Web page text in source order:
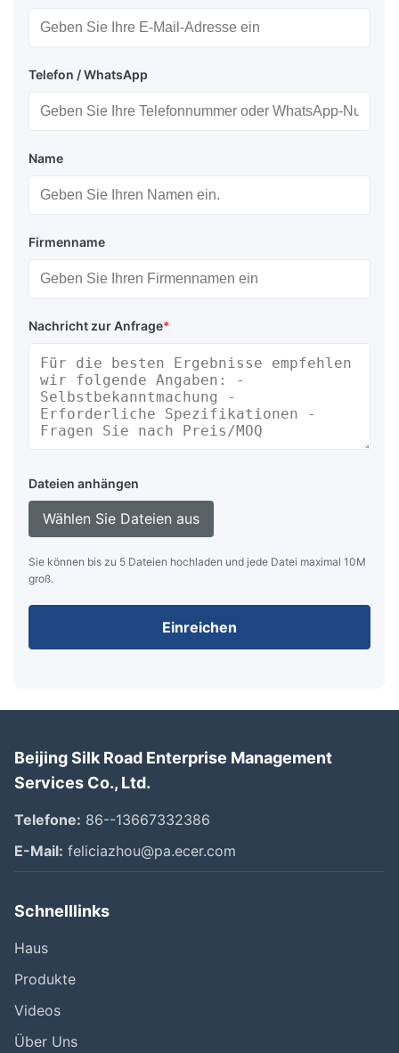
Telefon / WhatsApp
Name
Firmenname
Nachricht zur Anfrage*
Dateien anhängen
Wählen Sie Dateien aus
Sie können bis zu 5 Dateien hochladen und jede Datei maximal 10M
groß.
Einreichen
Beijing Silk Road Enterprise Management
Services Co., Ltd.
Telefone: 86--13667332386
E-Mail: feliciazhou@pa.ecer.com
Schnelllinks
Haus
Produkte
Videos
Über Uns